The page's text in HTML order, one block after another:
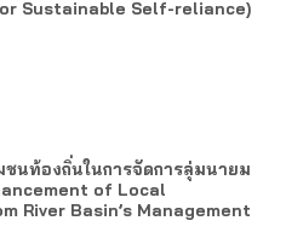
Sustainable Self-reliance)
ชนท้องถิ่นในการจัดการลุ่มนายม
of Local
River Basin’s Management